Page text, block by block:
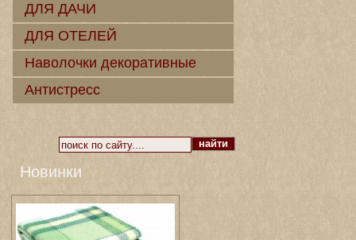
ДЛЯ ДАЧИ
ДЛЯ ОТЕЛЕЙ
Наволочки декоративные
Антистресс
Новинки